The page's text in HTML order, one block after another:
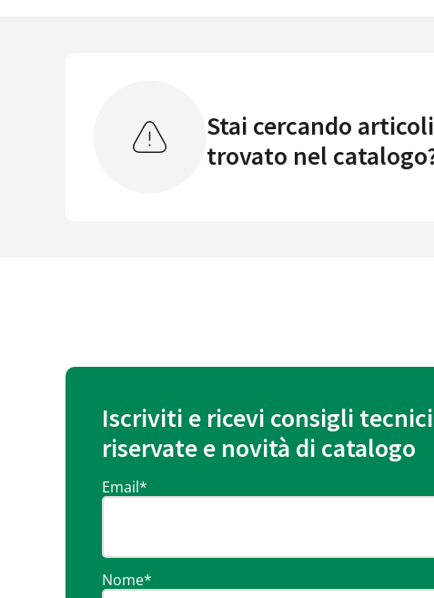
Stai cercando
trovato nel
Iscriviti e ricevi consigli
riservate e novità di catalogo
Email*
Nome*